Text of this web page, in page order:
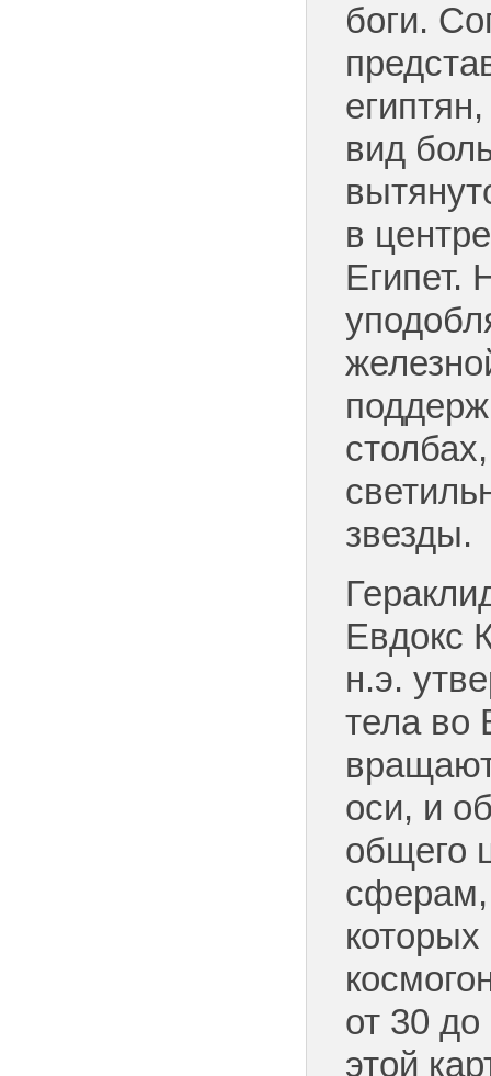
боги.
вид
в
Египет.
звезды.
Евдокс
н.э.
тела во
оси, и
общего
сферам,
от 30
этой